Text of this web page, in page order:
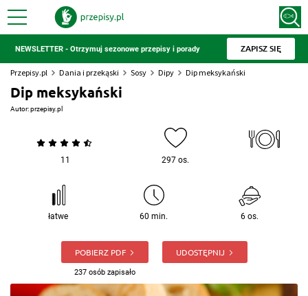
NEWSLETTER - Otrzymuj sezonowe przepisy i porady ZAPISZ SIĘ
Przepisy.pl Dania i przekąski Sosy Dipy Dip meksykański
Dip meksykański
Autor:przepisy.pl
11 297 os.
łatwe 60 min. 6 os.
POBIERZ PDF
237 osób zapisało
UDOSTĘPNIJ